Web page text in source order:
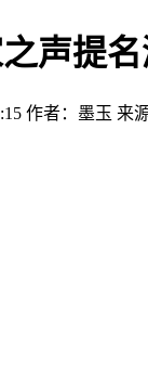
声提
作者：墨玉 来